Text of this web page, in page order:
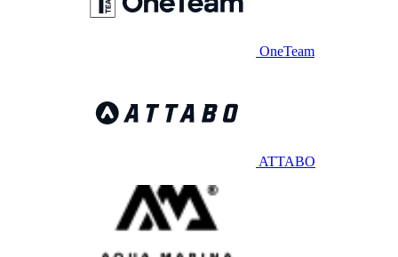
OneTeam
ATTABO